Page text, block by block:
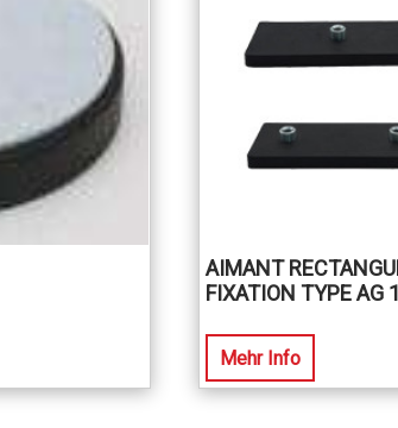
AIMANT
FIXATION TYPE AG
Mehr Info